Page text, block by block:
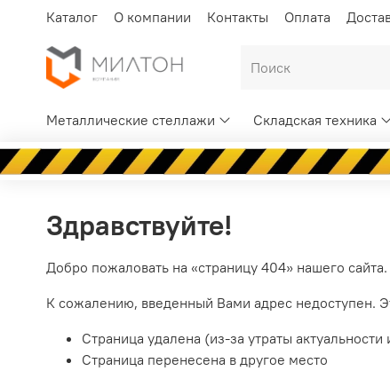
Каталог О компании Контакты Оплата
Металлические стеллажи Складская техника
Здравствуйте!
Добро пожаловать на «страницу 404» нашего сайта.
К сожалению, введенный Вами адрес недоступен.
Страница удалена (из-за утраты
Страница перенесена в другое место